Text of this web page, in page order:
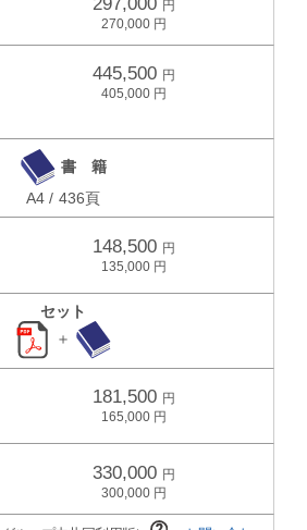
270,000
445,500
405,000
書 籍
A4 / 436頁
148,500
135,000
セット
＋
181,500
165,000
330,000
300,000